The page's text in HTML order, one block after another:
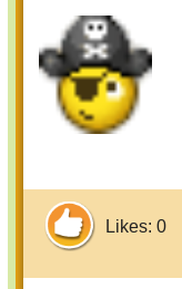
Likes: 0